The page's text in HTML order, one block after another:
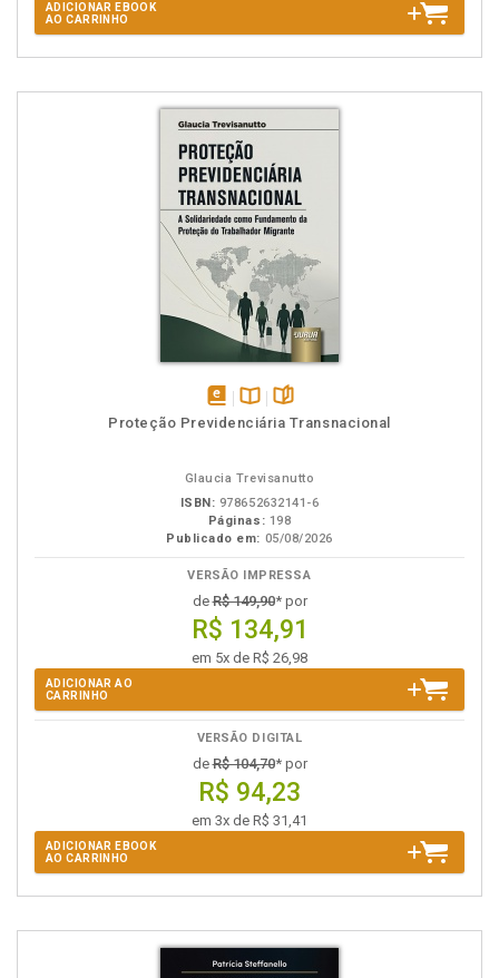
ADICIONAR EBOOK
AO CARRINHO
disponívelDisponível
páginas
Proteção Previdenciária Transnacional
Glaucia Trevisanutto
ISBN: 978652632141-6
Páginas: 198
Publicado em: 05/08/2026
VERSÃO IMPRESSA
deR$ 149,90* por
R$ 134,91
em 5x de R$ 26,98
ADICIONAR AO
CARRINHO
VERSÃO DIGITAL
deR$ 104,70* por
R$ 94,23
em 3x de R$ 31,41
ADICIONAR EBOOK
AO CARRINHO